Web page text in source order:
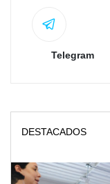
Telegram
DESTACADOS